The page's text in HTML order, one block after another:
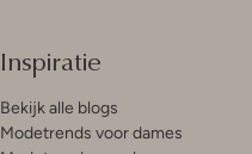
Inspiratie
Bekijk alle blogs
Modetrends voor dames